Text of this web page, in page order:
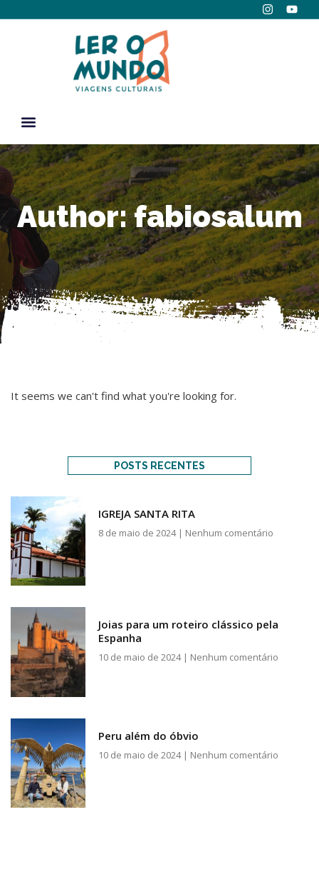
Author:fabiosalum
It seems we can't find what you're looking for.
POSTS RECENTES
IGREJA SANTA RITA
8 de maio de 2024 Nenhum comentário
Joias para um roteiro clássico pela
Espanha
10 de maio de 2024 Nenhum comentário
Peru além do óbvio
10 de maio de 2024 Nenhum comentário